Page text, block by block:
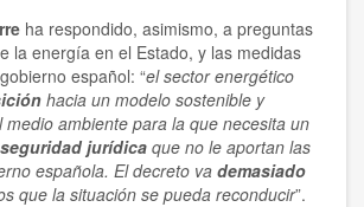
ha respondido, asimismo, a preguntas
la energía en el Estado, y las medidas
español: “el sector energético
hacia un modelo sostenible y
medio ambiente para la que necesita un
jurídica que no le aportan las
española. El decreto va demasiado
que la situación se pueda reconducir”.